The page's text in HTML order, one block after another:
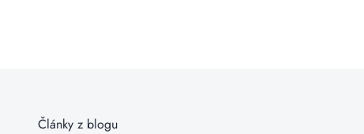
Články z blogu